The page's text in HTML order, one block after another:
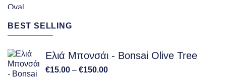
BEST SELLING
Ελιά Μπονσάι - Bonsai Olive Tree
€15.00 – €150.00Price